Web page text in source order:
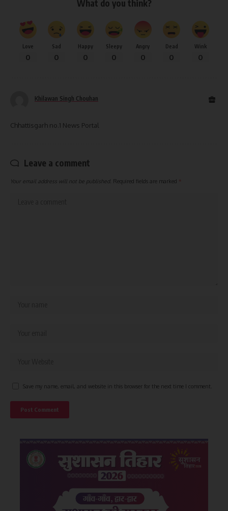
What do you think?
Love
0
Sad
0
Happy
0
Sleepy
0
Angry
0
Dead
0
Wink
0
Khilawan Singh Chouhan
Chhattisgarh no.1 News Portal
Leave a comment
Your email address will not be published. Required fields are marked *
Save my name, email, and website in this browser for the next time I comment.